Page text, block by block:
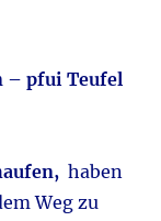
– pfui Teufel
haben
Weg zu